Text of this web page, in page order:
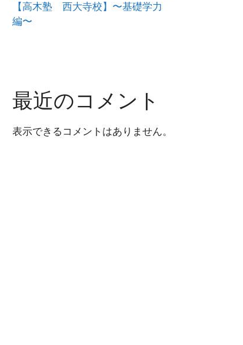
【高木塾 西大寺校】〜基礎学力
編〜
最近のコメント
表示できるコメントはありません。